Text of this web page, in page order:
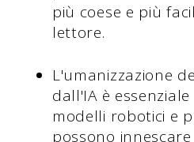
più coese e più
lettore.
L'umanizzazione
dall'IA è
modelli robotici e
possono